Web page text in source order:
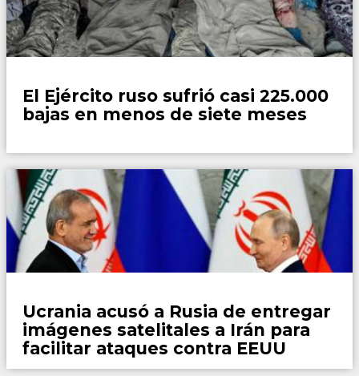
El Ejército ruso sufrió casi 225.000
bajas en menos de siete meses
Ucrania acusó a Rusia de entregar
imágenes satelitales a Irán para
facilitar ataques contra EEUU